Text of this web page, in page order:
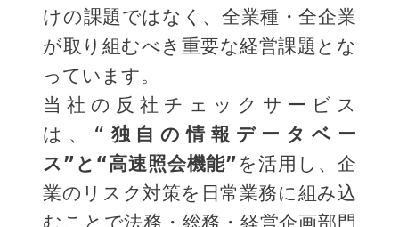
けの課題ではなく、全業種・全企業
が取り組むべき重要な経営課題とな
っています。
当社の反社チェックサービス
は、“ 独自の情報データベー
ス”と“高速照会機能” を活用し、企
業のリスク対策を日常業務に組み込